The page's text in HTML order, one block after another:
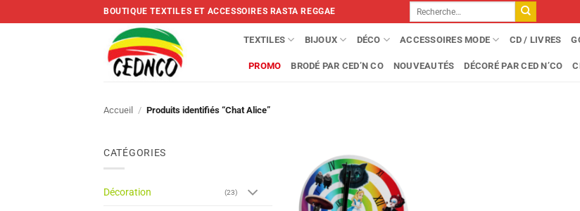
to
BOUTIQUE TEXTILES ET ACCESSOIRES RASTA REGGAE
Recherche
pour :
TEXTILES BIJOUX DÉCO ACCESSOIRES MODE CD / LIVRES
PROMO BRODÉ PAR CED’N CO NOUVEAUTÉS DÉCORÉ PAR CED N’CO
Accueil / Produits identifiés “Chat Alice”
CATÉGORIES
Décoration (23)